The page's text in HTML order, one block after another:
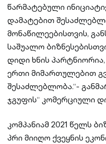
წარმატებული
დამატებით
მონაწილეებისთვის,
საშუალო
დიდი ხნის
ერთი მიმართულებით
შესაძლებლობა.“-
ჯგუფის“ კომერციული
კომპანიამ 2021 წელს
პრი მიიღო ქვეყნის